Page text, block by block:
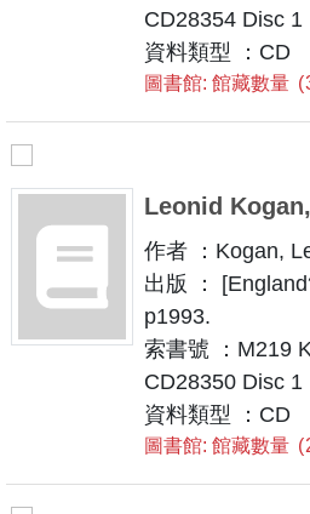
CD28354 Disc 1
資料類型 ：CD
圖書館: 館藏數量
Leonid
作者 ：Kogan,
出版 ：
p1993.
索書號 ：M219
CD28350 Disc 1
資料類型 ：CD
圖書館: 館藏數量